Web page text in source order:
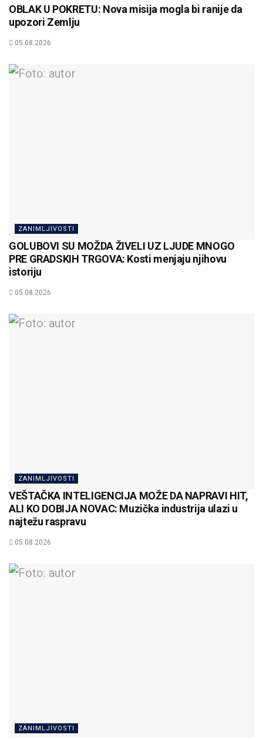
OBLAK U POKRETU: Nova misija mogla bi ranije da
upozori Zemlju
05.08.2026
ZANIMLJIVOSTI
GOLUBOVI SU MOŽDA ŽIVELI UZ LJUDE MNOGO
PRE GRADSKIH TRGOVA: Kosti menjaju njihovu
istoriju
05.08.2026
ZANIMLJIVOSTI
VEŠTAČKA INTELIGENCIJA MOŽE DA NAPRAVI HIT,
ALI KO DOBIJA NOVAC: Muzička industrija ulazi u
najtežu raspravu
05.08.2026
ZANIMLJIVOSTI